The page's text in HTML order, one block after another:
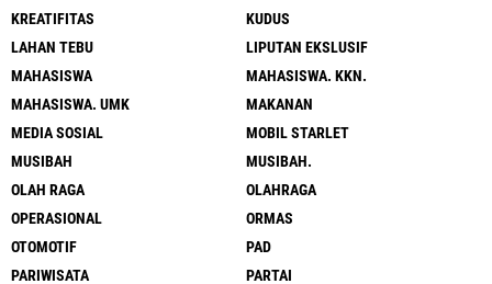
KREATIFITAS
KUDUS
LAHAN TEBU
LIPUTAN EKSLUSIF
MAHASISWA
MAHASISWA. KKN.
MAHASISWA. UMK
MAKANAN
MEDIA SOSIAL
MOBIL STARLET
MUSIBAH
MUSIBAH.
OLAH RAGA
OLAHRAGA
OPERASIONAL
ORMAS
OTOMOTIF
PAD
PARIWISATA
PARTAI